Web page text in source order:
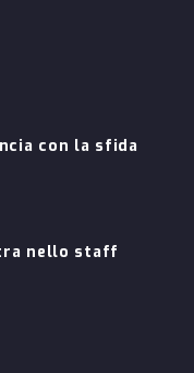
con la sfida
nello staff